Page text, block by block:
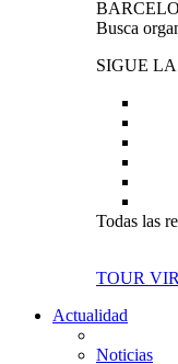
Busca
SIGUE
Todas las
TOUR
Actualidad
Noticias